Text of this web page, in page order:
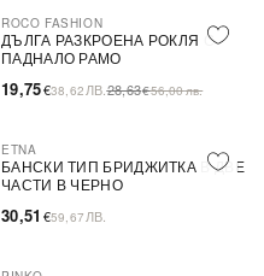
-31%
ROCO FASHION
ДЪЛГА РАЗКРОЕНА РОКЛЯ С
ПАДНАЛО РАМО
19,75€38,62 ЛВ.28,63€56,00лв.
ETNA
БАНСКИ ТИП БРИДЖИТКА В ДВЕ
ЧАСТИ В ЧЕРНО
30,51 €59,67 ЛВ.